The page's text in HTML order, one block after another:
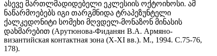
ასევე მართლმადიდებელი ეკლესიის ოქტოიხოსი. ამ
ნაწარმოებებს იგი თარგმნიდა ტრაპეზუნტელი
ქალკედონიტი სომეხი მღვდელ-მონაზონ მინასის
დახმარებით (Арутюнова-Фиданян В.А. Армяно-
византийская контактная зона (X-XI вв.). М., 1994. С.75-76,
178).